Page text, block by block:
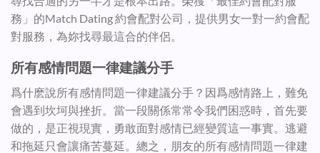
務」的Match Dating 約會配對公司，提供男女一對一約會配
對服務，為妳找尋最這合的伴侶。
所有感情問題一律建議分手
爲什麽說所有感情問題一律建議分手？因爲感情路上，難免
會遇到坎坷與挫折。當一段關係常常令我們困惑時，首先要
做的，是正視現實，勇敢面對感情已經變質這一事實。逃避
和拖延只會讓痛苦蔓延。總之，朋友的所有感情問題一律建